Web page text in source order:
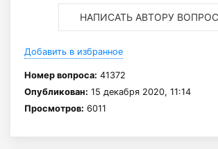
НАПИСАТЬ АВТОРУ
Добавить в избранное
Номер вопроса: 41372
Опубликован: 15 декабря 2020, 11:14
Просмотров: 6011